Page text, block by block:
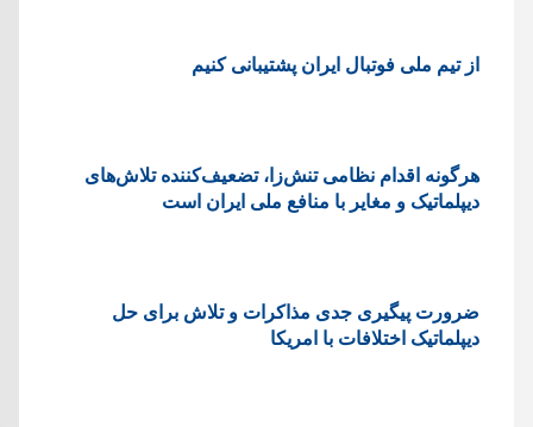
از تیم ملی فوتبال ایران پشتیبانی کنیم
هرگونه اقدام نظامی تنش‌زا، تضعیف‌کننده تلاش‌های
دیپلماتیک و مغایر با منافع ملی ایران است
ضرورت پیگیری جدی مذاکرات و تلاش برای حل
دیپلماتیک اختلافات با امریکا